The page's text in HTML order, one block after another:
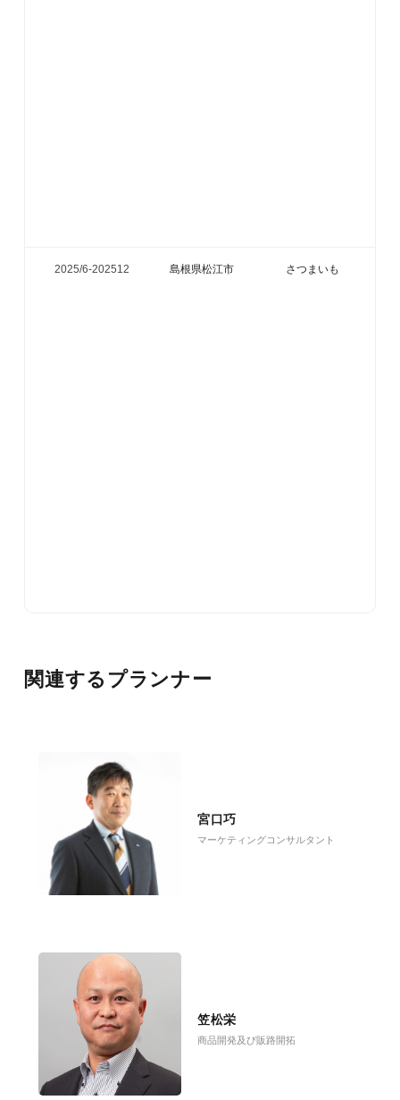
2025/6-202512 島根県松江市 さつまいも
関連するプランナー
宮口巧
マーケティングコンサルタント
笠松栄
商品開発及び販路開拓